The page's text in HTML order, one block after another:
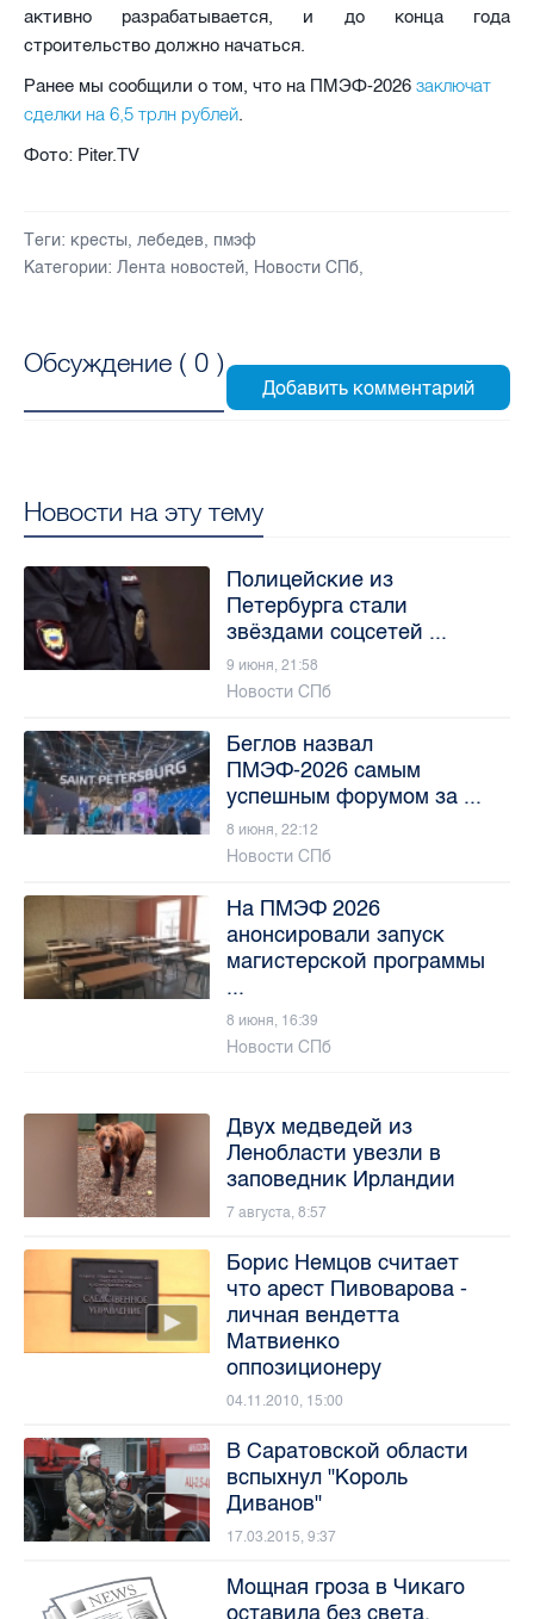
активно разрабатывается, и до конца года
строительство должно начаться.
Ранее мы сообщили о том, что на ПМЭФ-2026 заключат
сделки на 6,5 трлн рублей.
Фото: Piter.TV
Теги: кресты, лебедев, пмэф
Категории: Лента новостей, Новости СПб,
Обсуждение ( 0 )
Новости на эту тему
Полицейские из
Петербурга стали
звёздами соцсетей ...
9 июня, 21:58
Новости СПб
Беглов назвал
ПМЭФ-2026 самым
успешным форумом за ...
8 июня, 22:12
Новости СПб
На ПМЭФ 2026
анонсировали запуск
магистерской программы
...
8 июня, 16:39
Новости СПб
Двух медведей из
Ленобласти увезли в
заповедник Ирландии
7 августа, 8:57
Борис Немцов считает
что арест Пивоварова -
личная вендетта
Матвиенко
оппозиционеру
04.11.2010, 15:00
В Саратовской области
вспыхнул "Король
Диванов"
17.03.2015, 9:37
Мощная гроза в Чикаго
оставила без света,